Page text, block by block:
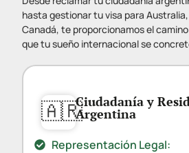
hasta gestionar tu visa para
Canadá, te proporcionamos el
que tu sueño internacional se
🇦🇷Ciudadanía y
Argentina
Representación Legal: